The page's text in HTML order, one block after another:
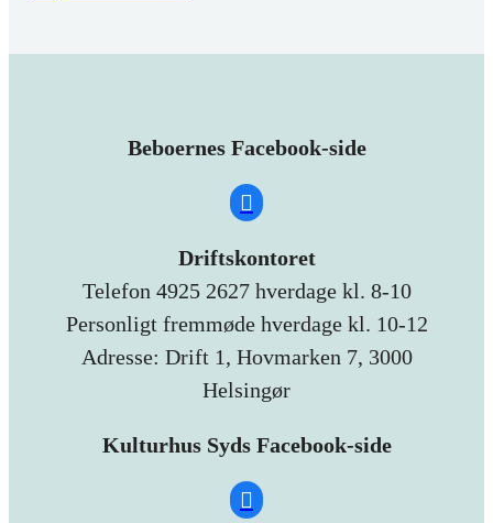
Beboernes Facebook-side
Driftskontoret
Telefon 4925 2627 hverdage kl. 8-10
Personligt fremmøde hverdage kl. 10-12
Adresse: Drift 1, Hovmarken 7, 3000
Helsingør
Kulturhus Syds Facebook-side